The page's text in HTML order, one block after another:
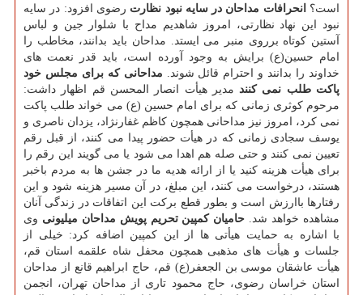
است؟ انحرافات مداحان در سایه نبود نظارت رضوی افزود: در سایه
نبود این نهاد نظارتی، امروز شاهدیم مداح با شلوار جین و لباس
آستین كوتاه برروی منبر می ایستد. مداحان باید بدانند، مخاطب را
امام حسین(ع) برایش به وجود آورده است، باید قدر نعمت های
خداوند را بدانند و احترام قائل شوند. مداحانی كه برای مجلس خود
پاكت طلب نمی كنندمدیر هیأت انصار المحسن قم اظهار داشت:
مرحوم كوثری زمانی كه برای امام حسین (ع) می خواند طلب پاكت
نمی كرد، امروز نیز مداحانی همچون كاظم غفارنژاد، یزدان ناصری و
یوسف سجادی زمانی كه در هیأت حضور پیدا می كنند، از قبل رقم
تعیین نمی كنند و حتی صله هم اهدا می شود یا می گویند این رقم را
برای هیأت هزینه كنید یا از ارائه هدیه ما در جشن ها به مردم باخبر
هستند، درخواست می كنند، این مبلغ، در آن مسیر هزینه شود و این
رفتارها باارزش است و بطور قطع بركت این اتفاقات در زندگی آنان
مشاهده خواهد شد. حامیان كمپین تحریم پویش مداحان میلیونی وی
با اشاره به حمایت هیأتی ها از این كمپین اضافه كرد: خیلی از
جلسات و هیأت های مذهبی همچون محفل شاه علقمه استان قم،
هیأت عاشقان موسی بن الجعفر(ع) قم، حاج ابراهیم قانع از مداحان
استان خراسان رضوی، حاج محمود تاری از مداحان تهران، انجمن